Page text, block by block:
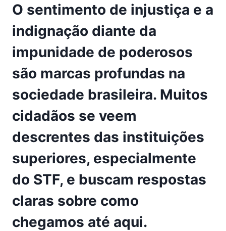
O sentimento de injustiça e a
indignação diante da
impunidade de poderosos
são marcas profundas na
sociedade brasileira. Muitos
cidadãos se veem
descrentes das instituições
superiores, especialmente
do STF, e buscam respostas
claras sobre como
chegamos até aqui.